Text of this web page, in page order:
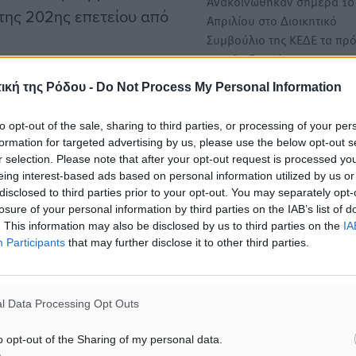
της Ρόδου - Do Not Process My Personal Information
opt-out of the sale, sharing to third parties, or processing of your
for targeted advertising by us, please use the below opt-out
selection. Please note that after your opt-out request is processed
interest-based ads based on personal information utilized by us
to third parties prior to your opt-out. You may separately
of your personal information by third parties on the IAB’s list of
This information may also be disclosed by us to third parties on the
Participants that may further disclose it to other third parties.
Data Processing Opt Outs
opt-out of the Sharing of my personal data.
202ης επετείου από
ιστορικό γεγονός.
ιστορία με σεβασμό
μία πολεμική
ηρωικές στιγμές της
να σταθεί στην
Και το πλήρωσε
Απριλίου στο Διοικητικό
Συμβούλιο της ΚΕΔΕ τα
που θα διοικήσουν…
συνάντηση αφιερωμένη
χρόνια από το
Κάσου στα Χανιά
Πρόκειται για μια
σκοπεύει να μελετήσει
κατοχυρώσει στη…
Ελληνικής Επανάστασης
Στο μήνυμα του για την